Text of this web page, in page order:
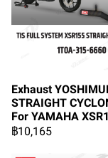
Exhaust
STRAIGHT
For YAMAHA
฿10,165